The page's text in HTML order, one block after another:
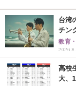
台湾
チン
教育
高校
大、